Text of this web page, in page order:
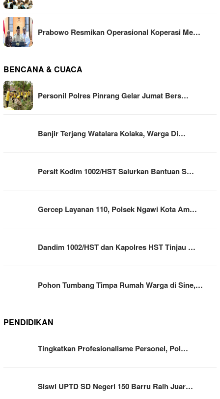
Prabowo Resmikan Operasional Koperasi Me…
BENCANA & CUACA
Personil Polres Pinrang Gelar Jumat Bers…
Banjir Terjang Watalara Kolaka, Warga Di…
Persit Kodim 1002/HST Salurkan Bantuan S…
Gercep Layanan 110, Polsek Ngawi Kota Am…
Dandim 1002/HST dan Kapolres HST Tinjau …
Pohon Tumbang Timpa Rumah Warga di Sine,…
PENDIDIKAN
Tingkatkan Profesionalisme Personel, Pol…
Siswi UPTD SD Negeri 150 Barru Raih Juar…